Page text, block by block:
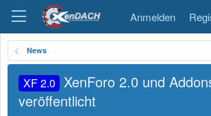
Anmelden
News
XF 2.0 XenForo 2.0 und
veröffentlicht